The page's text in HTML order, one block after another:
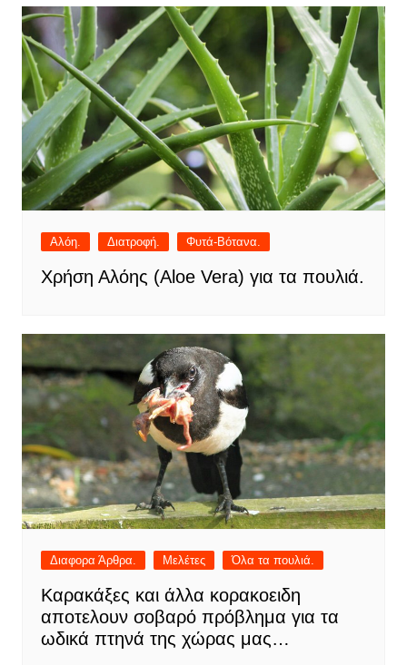
Αλόη. Διατροφή. Φυτά-Βότανα.
Χρήση Αλόης (Aloe Vera) για τα πουλιά.
Διαφορα Άρθρα. Μελέτες Όλα τα πουλιά.
Καρακάξες και άλλα κορακοειδη
αποτελουν σοβαρό πρόβλημα για τα
ωδικά πτηνά της χώρας μας…